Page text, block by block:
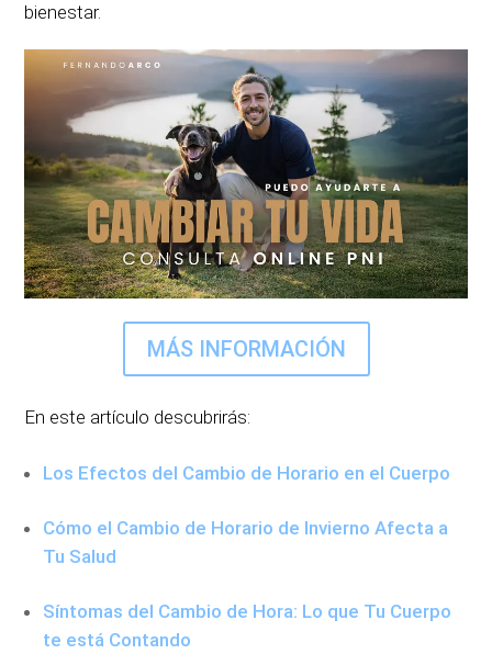
bienestar.
MÁS INFORMACIÓN
En este artículo descubrirás:
Los Efectos del Cambio de Horario en el Cuerpo
Cómo el Cambio de Horario de Invierno Afecta a
Tu Salud
Síntomas del Cambio de Hora: Lo que Tu Cuerpo
te está Contando